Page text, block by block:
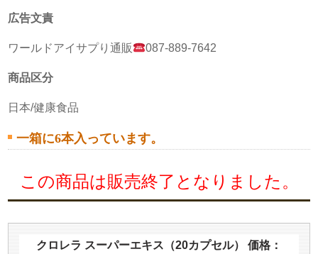
広告文責
ワールドアイサプり通販 087-889-7642
商品区分
日本/健康食品
一箱に6本入っています。
この商品は販売終了となりました。
クロレラ スーパーエキス（20カプセル）
価格：